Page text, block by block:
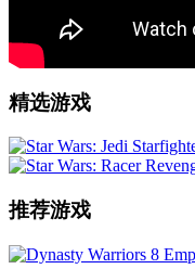
精选游戏
推荐游戏